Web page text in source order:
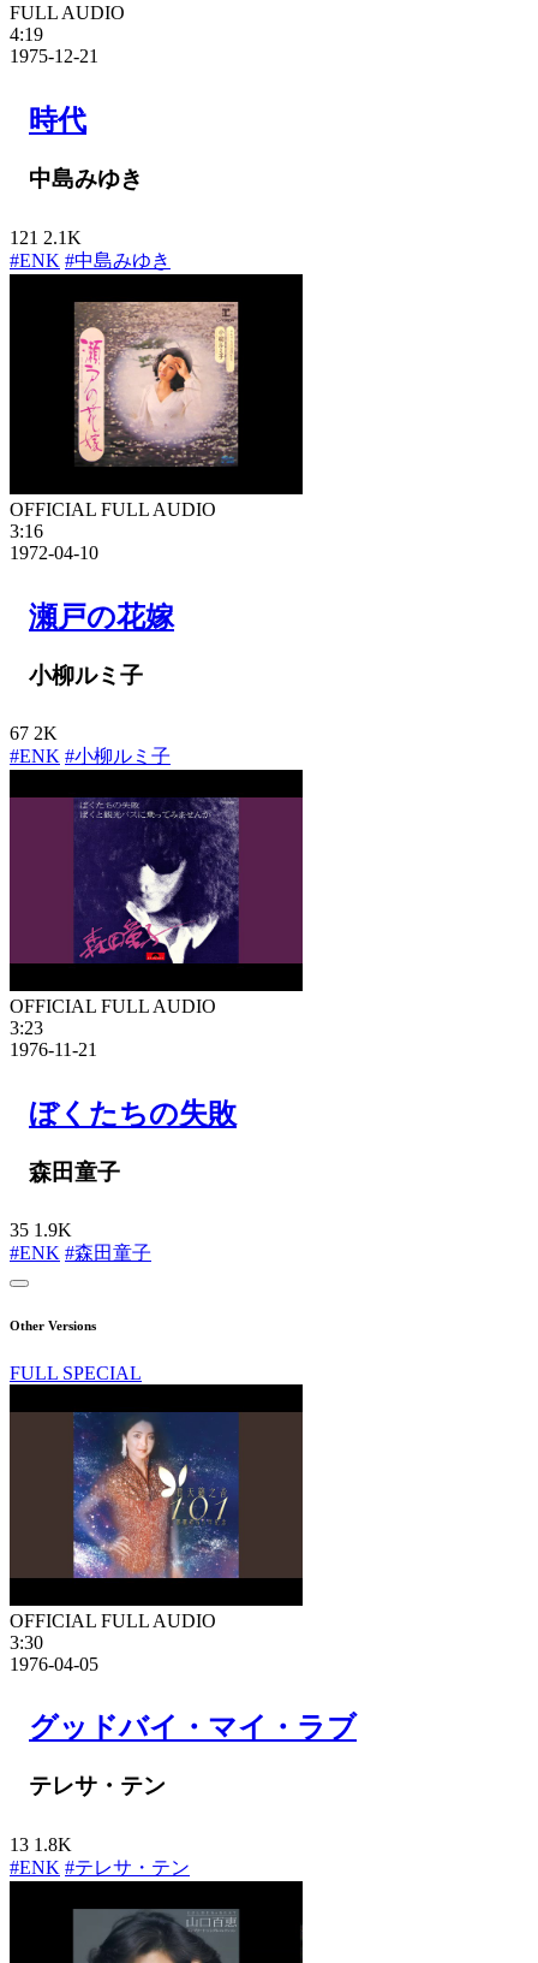
FULL AUDIO
4:19
1975-12-21
時代
中島みゆき
121 2.1K
#ENK #中島みゆき
OFFICIAL FULL AUDIO
3:16
1972-04-10
瀬戸の花嫁
小柳ルミ子
67 2K
#ENK #小柳ルミ子
OFFICIAL FULL AUDIO
3:23
1976-11-21
ぼくたちの失敗
森田童子
35 1.9K
#ENK #森田童子
Other Versions
FULL SPECIAL
OFFICIAL FULL AUDIO
3:30
1976-04-05
グッドバイ・マイ・ラブ
テレサ・テン
13 1.8K
#ENK #テレサ・テン